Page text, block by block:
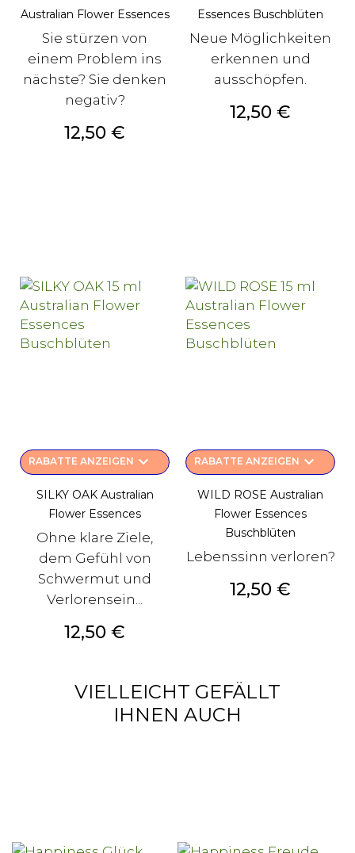
Australian Flower Essences
Sie stürzen von
einem Problem ins
nächste? Sie denken
negativ?
Preis
12,50 €
Essences Buschblüten
Neue Möglichkeiten
erkennen und
ausschöpfen.
Preis
12,50 €
RABATTE ANZEIGEN keyboard_arrow_down
SILKY OAK Australian
Flower Essences
Ohne klare Ziele,
dem Gefühl von
Schwermut und
Verlorensein...
Preis
12,50 €
RABATTE ANZEIGEN keyboard_arrow_down
WILD ROSE Australian
Flower Essences
Buschblüten
Lebenssinn verloren?
Preis
12,50 €
VIELLEICHT GEFÄLLT
IHNEN AUCH